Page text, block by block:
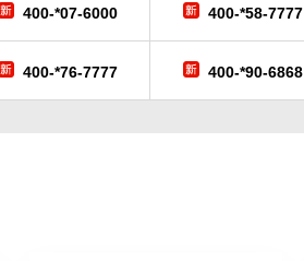
400-*07-6000 400-*58-7777
400-*76-7777 400-*90-6868